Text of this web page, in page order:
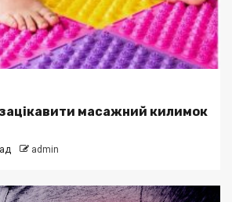
масажний килимок
admin